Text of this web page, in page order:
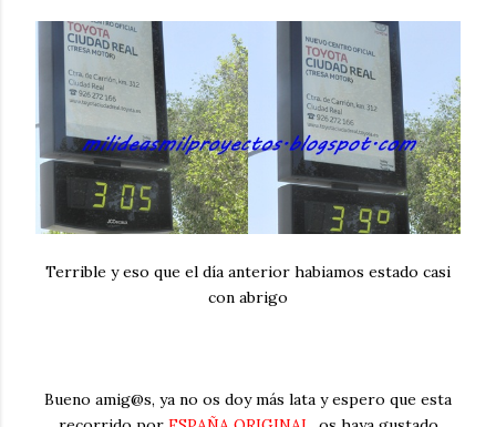
Terrible y eso que el día anterior habiamos estado casi
con abrigo
Bueno amig@s, ya no os doy más lata y espero que esta